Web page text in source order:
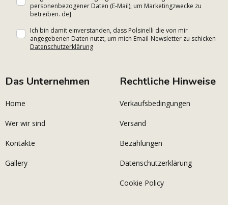
personenbezogener Daten (E-Mail), um Marketingzwecke zu
betreiben. de]
Ich bin damit einverstanden, dass Polsinelli die von mir
angegebenen Daten nutzt, um mich Email-Newsletter zu schicken
Datenschutzerklärung
Das Unternehmen
Home
Wer wir sind
Kontakte
Gallery
Rechtliche Hinweise
Verkaufsbedingungen
Versand
Bezahlungen
Datenschutzerklärung
Cookie Policy